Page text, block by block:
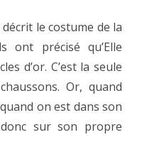
le costume de la
ont précisé qu’Elle
d’or. C’est la seule
Or, quand
on est dans son
sur son propre